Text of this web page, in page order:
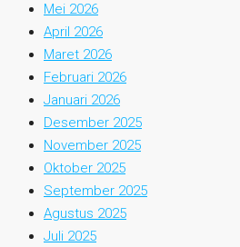
Mei 2026
April 2026
Maret 2026
Februari 2026
Januari 2026
Desember 2025
November 2025
Oktober 2025
September 2025
Agustus 2025
Juli 2025